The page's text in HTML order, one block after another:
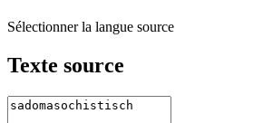
Sélectionner la langue source
Texte source